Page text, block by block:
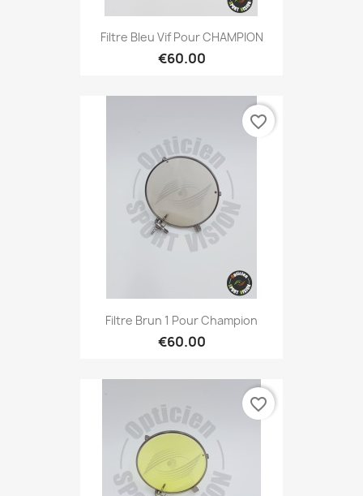
Filtre Bleu Vif Pour CHAMPION
€60.00
Filtre Brun 1 Pour Champion
€60.00
favorite_border
favorite_border